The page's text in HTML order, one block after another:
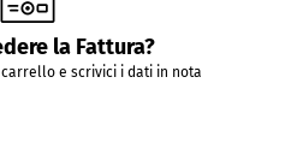
la Fattura?
e scrivici i dati in nota